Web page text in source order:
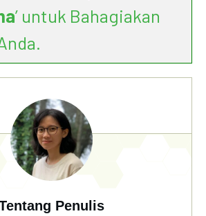
’ untuk Bahagiakan
Penulis